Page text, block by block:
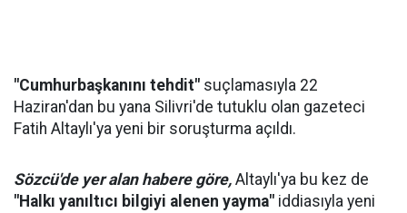
"Cumhurbaşkanını tehdit" suçlamasıyla 22
Haziran'dan bu yana Silivri'de tutuklu olan gazeteci
Fatih Altaylı'ya yeni bir soruşturma açıldı.
Sözcü'de yer alan habere göre, Altaylı'ya bu kez de
"Halkı yanıltıcı bilgiyi alenen yayma" iddiasıyla yeni